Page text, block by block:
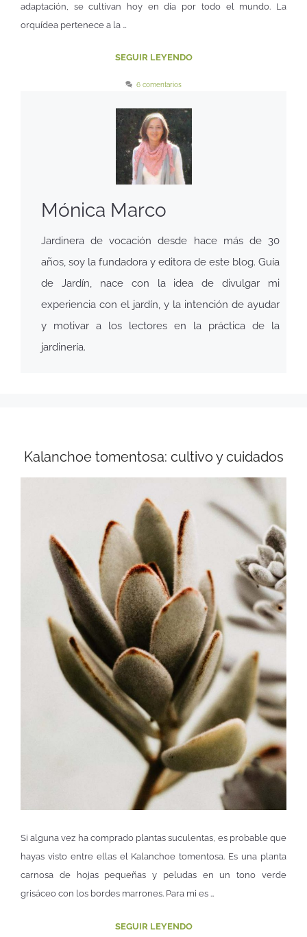
adaptación, se cultivan hoy en día por todo el mundo. La
orquídea pertenece a la …
SEGUIR LEYENDO
6 comentarios
Mónica Marco
Jardinera de vocación desde hace más de 30
años, soy la fundadora y editora de este blog. Guía
de Jardín, nace con la idea de divulgar mi
experiencia con el jardín, y la intención de ayudar
y motivar a los lectores en la práctica de la
jardinería.
Kalanchoe tomentosa: cultivo y cuidados
Si alguna vez ha comprado plantas suculentas, es probable que
hayas visto entre ellas el Kalanchoe tomentosa. Es una planta
carnosa de hojas pequeñas y peludas en un tono verde
grisáceo con los bordes marrones. Para mi es …
SEGUIR LEYENDO